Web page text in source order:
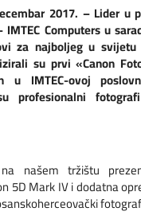
2017. – Lider u
Computers u
za najboljeg u
su prvi «Canon
u IMTEC-ovoj
profesionalni
našem tržištu
5D Mark IV i dodatna